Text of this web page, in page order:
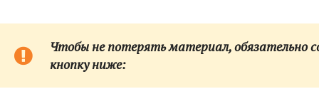
Чтобы не потерять материал, обязательно
кнопку ниже: